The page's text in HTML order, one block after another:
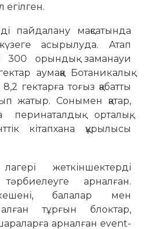
егілген.
пайдалану мақсатында
асырылуда. Атап
300 орындық заманауи
аумаққа Ботаникалық
гектарға тоғыз қабатты
жатыр. Сонымен қатар,
орталық,
кітапхана құрылысы
жеткіншектерді
арналған.
балалар мен
тұрғын блоктар,
арналған event-